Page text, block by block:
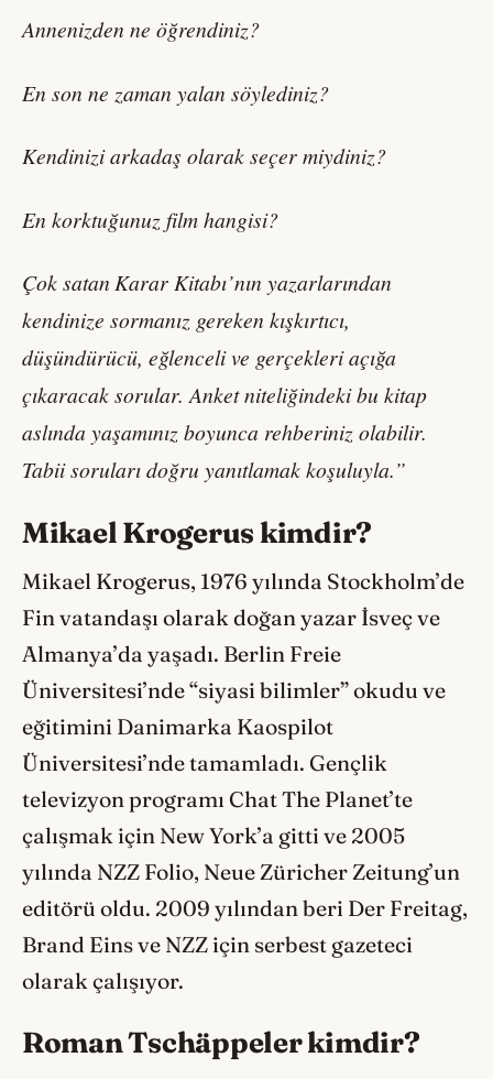
Annenizden ne öğrendiniz?
En son ne zaman yalan söylediniz?
Kendinizi arkadaş olarak seçer miydiniz?
En korktuğunuz film hangisi?
Çok satan Karar Kitabı’nın yazarlarından
kendinize sormanız gereken kışkırtıcı,
düşündürücü, eğlenceli ve gerçekleri açığa
çıkaracak sorular. Anket niteliğindeki bu kitap
aslında yaşamınız boyunca rehberiniz olabilir.
Tabii soruları doğru yanıtlamak koşuluyla.”
Mikael Krogerus kimdir?
Mikael Krogerus, 1976 yılında Stockholm’de
Fin vatandaşı olarak doğan yazar İsveç ve
Almanya’da yaşadı. Berlin Freie
Üniversitesi’nde “siyasi bilimler” okudu ve
eğitimini Danimarka Kaospilot
Üniversitesi’nde tamamladı. Gençlik
televizyon programı Chat The Planet’te
çalışmak için New York’a gitti ve 2005
yılında NZZ Folio, Neue Züricher Zeitung’un
editörü oldu. 2009 yılından beri Der Freitag,
Brand Eins ve NZZ için serbest gazeteci
olarak çalışıyor.
Roman Tschäppeler kimdir?